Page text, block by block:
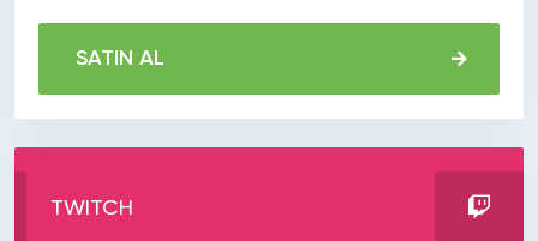
SATIN AL
TWITCH